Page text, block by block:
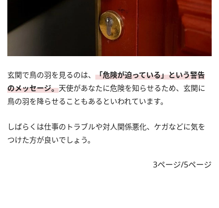
玄関で鳥の羽を見るのは、 「危険が迫っている」という警告
のメッセージ。天使があなたに危険を知らせるため、玄関に
鳥の羽を降らせることもあるといわれています。
しばらくは仕事のトラブルや対人関係悪化、ケガなどに気を
つけた方が良いでしょう。
3ページ/5ページ